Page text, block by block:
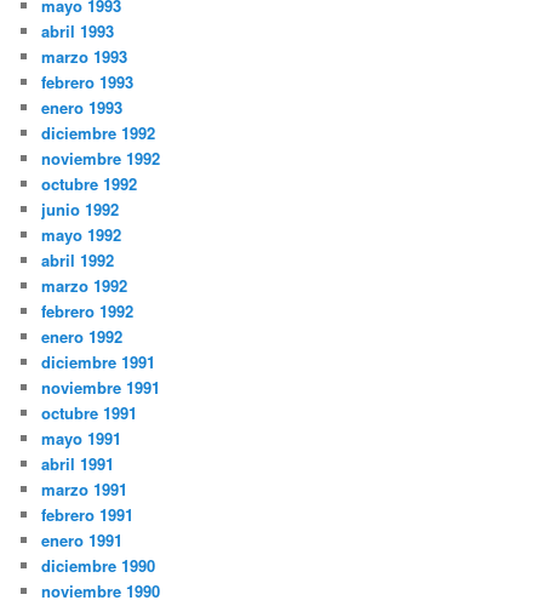
mayo 1993
abril 1993
marzo 1993
febrero 1993
enero 1993
diciembre 1992
noviembre 1992
octubre 1992
junio 1992
mayo 1992
abril 1992
marzo 1992
febrero 1992
enero 1992
diciembre 1991
noviembre 1991
octubre 1991
mayo 1991
abril 1991
marzo 1991
febrero 1991
enero 1991
diciembre 1990
noviembre 1990